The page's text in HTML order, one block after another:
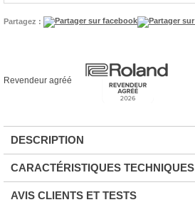
Partagez :
Revendeur agréé
DESCRIPTION
CARACTÉRISTIQUES TECHNIQUES
AVIS CLIENTS ET TESTS